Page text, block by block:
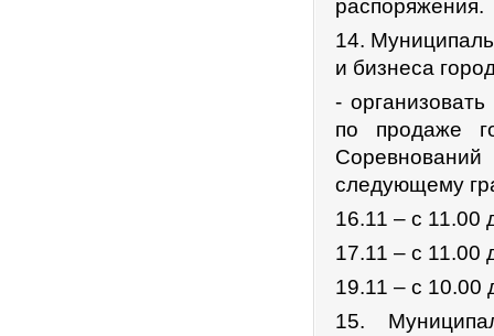
распоряжения.
14.
и бизнеса
-
по продаже
следующему
16.11 – с 11.00
17.11 – с 11.00
19.11 – с 10.00
15.